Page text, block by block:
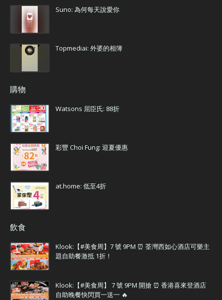
Suno: 為何每天說愛你
Topmediai: 外婆的相簿
購物
Watsons 屈臣氏: 88折
彩豐 Choi Fung: 迎夏優惠
at.home: 低至4折
飲食
Klook:【#美食周】7 號 9PM ⏰ 荃灣西如心酒店可樂主
題自助餐激抵 1折！
Klook:【#美食周】 7 號 9PM 開搶 ⏰ 香港喜來登酒店
自助晚餐快閃買一送一 🔥